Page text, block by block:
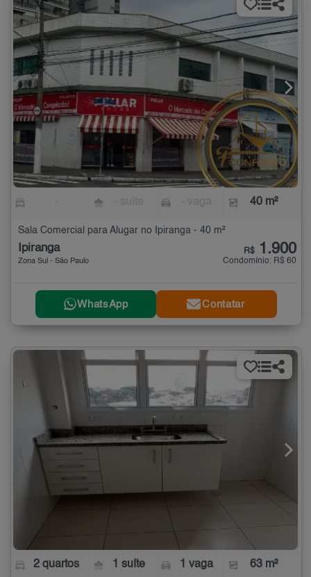
40 m²
Sala Comercial para Alugar no Ipiranga - 40 m²
Ipiranga
Zona Sul - São Paulo
R$ 1.900
Condomínio: R$ 60
WhatsApp Contatar
2 quartos 1 suíte 1 vaga 63 m²